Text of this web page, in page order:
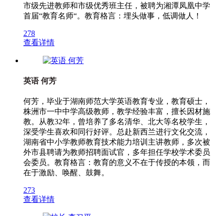
市级先进教师和市级优秀班主任，被聘为湘潭凤凰中学
首届“教育名师“。教育格言：埋头做事，低调做人！
278
查看详情
英语 何芳
何芳，毕业于湖南师范大学英语教育专业，教育硕士，
株洲市一中中学高级教师，教学经验丰富，擅长因材施
教。从教32年，曾培养了多名清华、北大等名校学生，
深受学生喜欢和同行好评。总赴新西兰进行文化交流，
湖南省中小学教师教育技术能力培训主讲教师，多次被
外市县聘请为教师招聘面试官，多年担任学校学术委员
会委员。教育格言：教育的意义不在于传授的本领，而
在于激励、唤醒、鼓舞。
273
查看详情